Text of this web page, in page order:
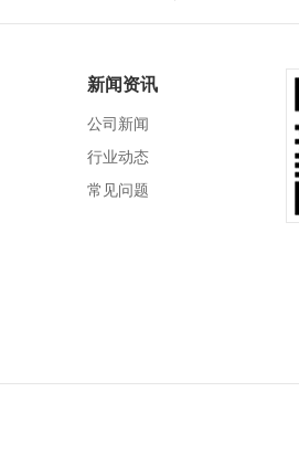
新闻资讯
公司新闻
行业动态
常见问题